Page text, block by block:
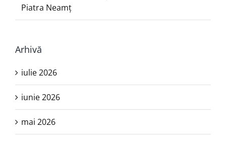
Piatra Neamţ
Arhivă
iulie 2026
iunie 2026
mai 2026